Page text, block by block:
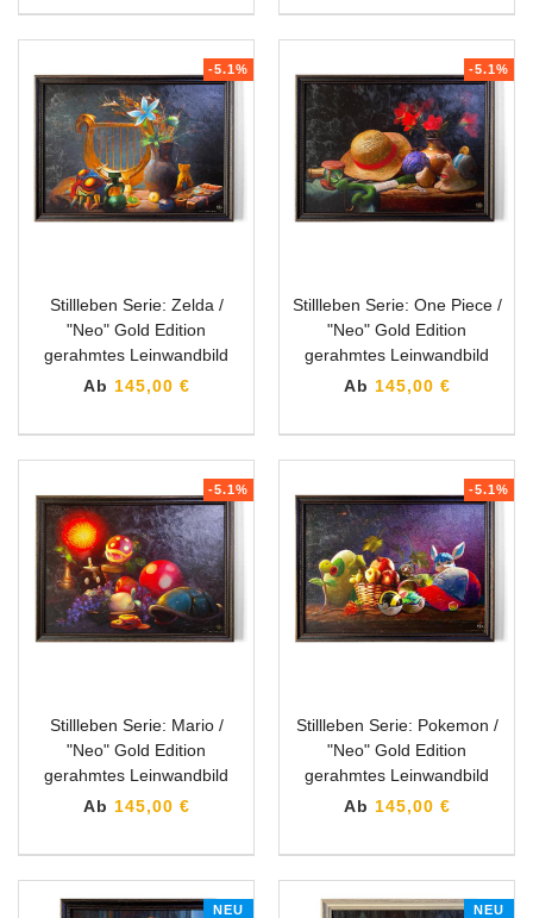
-5.1%
Stillleben Serie: Zelda /
"Neo" Gold Edition
gerahmtes Leinwandbild
Ab 145,00 €
-5.1%
Stillleben Serie: One Piece /
"Neo" Gold Edition
gerahmtes Leinwandbild
Ab 145,00 €
-5.1%
Stillleben Serie: Mario /
"Neo" Gold Edition
gerahmtes Leinwandbild
Ab 145,00 €
-5.1%
Stillleben Serie: Pokemon /
"Neo" Gold Edition
gerahmtes Leinwandbild
Ab 145,00 €
NEU NEU